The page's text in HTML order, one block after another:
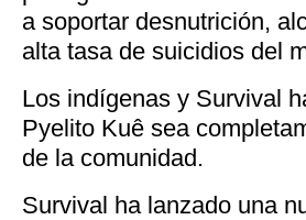
a soportar desnutrición,
alta tasa de suicidios del
Los indígenas y Survival
Pyelito Kuê sea
de la comunidad.
Survival ha lanzado una